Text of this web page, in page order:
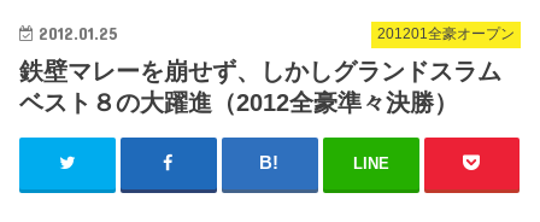
201201全豪オープン
2012.01.25
鉄壁マレーを崩せず、しかしグランドスラム
ベスト８の大躍進（2012全豪準々決勝）
LINE